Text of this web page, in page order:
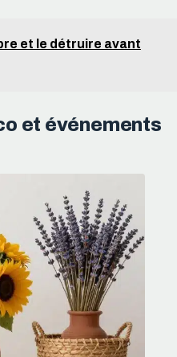
et le détruire avant
et événements